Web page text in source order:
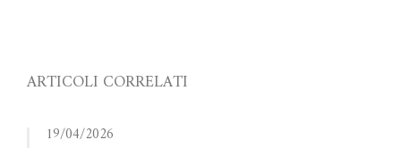
ARTICOLI CORRELATI
19/04/2026